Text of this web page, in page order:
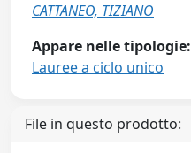
CATTANEO, TIZIANO
Appare nelle tipologie:
Lauree a ciclo unico
File in questo prodotto: